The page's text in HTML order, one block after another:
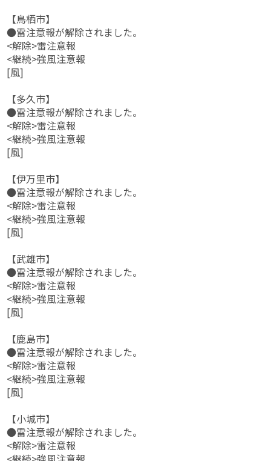
【鳥栖市】
●雷注意報が解除されました。
<解除>雷注意報
<継続>強風注意報
[風]
【多久市】
●雷注意報が解除されました。
<解除>雷注意報
<継続>強風注意報
[風]
【伊万里市】
●雷注意報が解除されました。
<解除>雷注意報
<継続>強風注意報
[風]
【武雄市】
●雷注意報が解除されました。
<解除>雷注意報
<継続>強風注意報
[風]
【鹿島市】
●雷注意報が解除されました。
<解除>雷注意報
<継続>強風注意報
[風]
【小城市】
●雷注意報が解除されました。
<解除>雷注意報